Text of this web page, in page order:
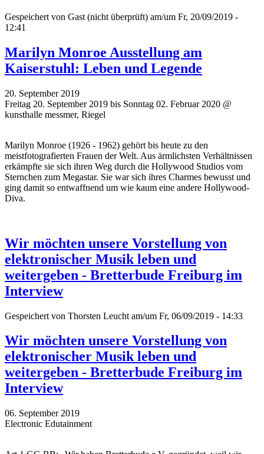
Gespeichert von Gast (nicht überprüft) am/um Fr, 20/09/2019 -
12:41
Marilyn Monroe Ausstellung am
Kaiserstuhl: Leben und Legende
20. September 2019
Freitag 20. September 2019 bis Sonntag 02. Februar 2020 @
kunsthalle messmer, Riegel
Marilyn Monroe (1926 - 1962) gehört bis heute zu den
meistfotografierten Frauen der Welt. Aus ärmlichsten Verhältnissen
erkämpfte sie sich ihren Weg durch die Hollywood Studios vom
Sternchen zum Megastar. Sie war sich ihres Charmes bewusst und
ging damit so entwaffnend um wie kaum eine andere Hollywood-
Diva.
Wir möchten unsere Vorstellung von
elektronischer Musik leben und
weitergeben - Bretterbude Freiburg im
Interview
Gespeichert von Thorsten Leucht am/um Fr, 06/09/2019 - 14:33
Wir möchten unsere Vorstellung von
elektronischer Musik leben und
weitergeben - Bretterbude Freiburg im
Interview
06. September 2019
Electronic Edutainment